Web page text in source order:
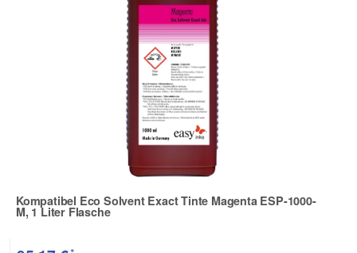
Kompatibel Eco Solvent Exact Tinte Magenta ESP-1000-
M, 1 Liter Flasche
Zur Artikelbewertung